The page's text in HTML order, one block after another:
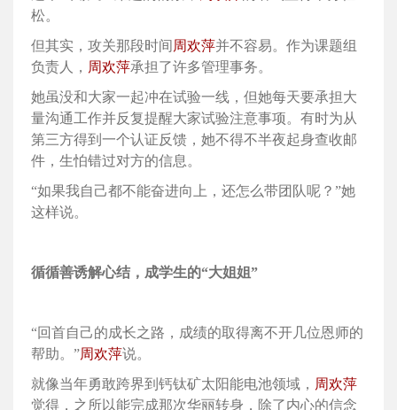
松。
但其实，攻关那段时间 周欢萍并不容易。作为课题组
负责人， 周欢萍承担了许多管理事务。
她虽没和大家一起冲在试验一线，但她每天要承担大
量沟通工作并反复提醒大家试验注意事项。有时为从
第三方得到一个认证反馈，她不得不半夜起身查收邮
件，生怕错过对方的信息。
“如果我自己都不能奋进向上，还怎么带团队呢？”她
这样说。
循循善诱解心结，成学生的“大姐姐”
“回首自己的成长之路，成绩的取得离不开几位恩师的
帮助。”周欢萍说。
就像当年勇敢跨界到钙钛矿太阳能电池领域， 周欢萍
觉得，之所以能完成那次华丽转身，除了内心的信念